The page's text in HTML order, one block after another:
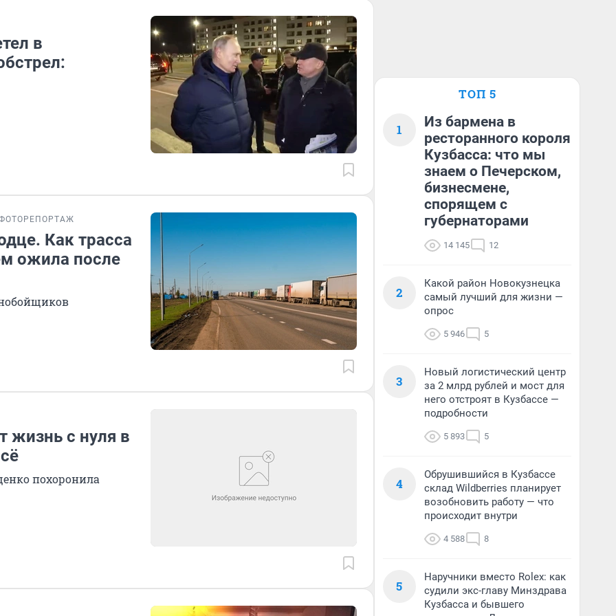
в
Как трасса
ожила после
жизнь с нуля в
похоронила
ТОП 5
1
Из бармена в
ресторанного короля
Кузбасса: что мы
знаем о Печерском,
бизнесмене,
спорящем с
губернаторами
14 145 12
2
Какой район Новокузнецка
самый лучший для жизни —
опрос
5 946 5
3
Новый логистический центр
за 2 млрд рублей и мост для
него отстроят в Кузбассе —
подробности
5 893 5
4
Обрушившийся в Кузбассе
склад Wildberries планирует
возобновить работу — что
происходит внутри
4 588 8
5
Наручники вместо Rolex: как
судили экс-главу Минздрава
Кузбасса и бывшего